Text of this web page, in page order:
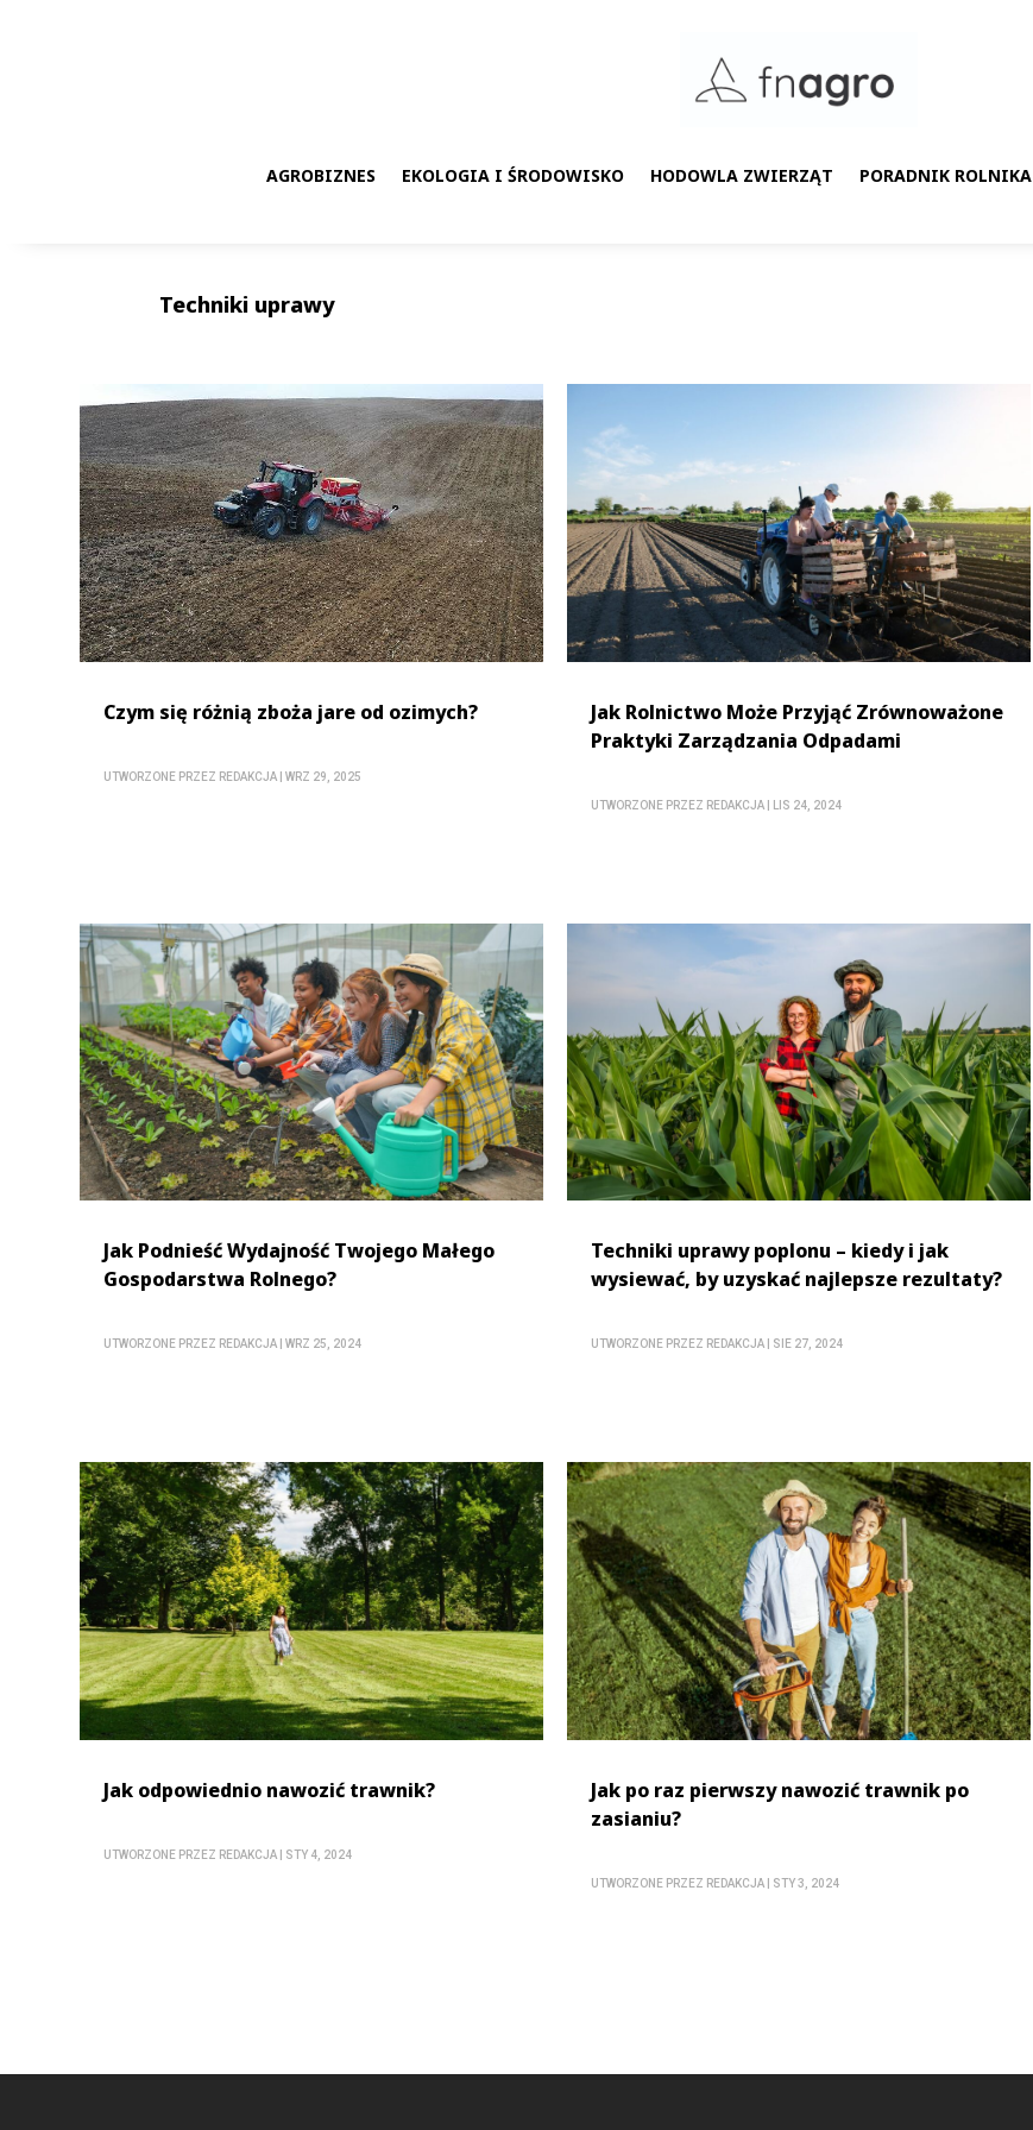
AGROBIZNES EKOLOGIA I ŚRODOWISKO HODOWLA ZWIERZĄT PORADNIK ROLNIKA
Techniki uprawy
Czym się różnią zboża jare od ozimych?
UTWORZONE PRZEZ REDAKCJA |WRZ 29, 2025
Jak Rolnictwo Może Przyjąć Zrównoważone
Praktyki Zarządzania Odpadami
UTWORZONE PRZEZ REDAKCJA LIS 24, 2024
Jak Podnieść Wydajność Twojego Małego
Gospodarstwa Rolnego?
UTWORZONE PRZEZ REDAKCJA |WRZ 25, 2024
Techniki uprawy poplonu – kiedy i jak
wysiewać, by uzyskać najlepsze rezultaty?
UTWORZONE PRZEZ REDAKCJA SIE 27, 2024
Jak odpowiednio nawozić trawnik?
UTWORZONE PRZEZ REDAKCJA STY 4, 2024
Jak po raz pierwszy nawozić trawnik po
zasianiu?
UTWORZONE PRZEZ REDAKCJA STY 3, 2024